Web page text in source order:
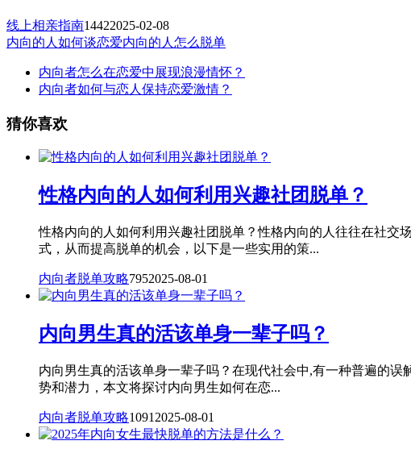
线上相亲指南14422025-02-08
内向的人如何谈恋爱内向的人怎么脱单
内向者怎么在恋爱中展现浪漫情怀？
内向者如何与恋人保持恋爱激情？
猜你喜欢
性格内向的人如何利用兴趣社团脱单？
性格内向的人如何利用兴趣社团脱单？性格内向的人往往在社交
式，从而提高脱单的机会，以下是一些实用的策...
内向者脱单攻略7952025-08-01
内向男生真的活该单身一辈子吗？
内向男生真的活该单身一辈子吗？在现代社会中,有一种普遍的
势和潜力，本文将探讨内向男生如何在恋...
内向者脱单攻略1091 2025-08-01